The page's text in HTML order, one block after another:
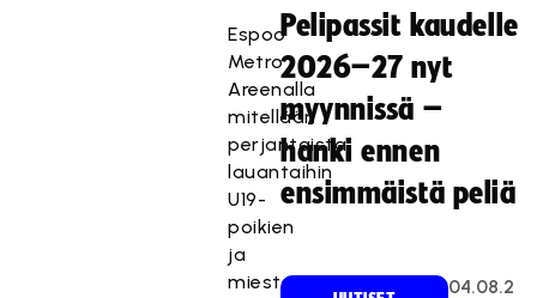
Espoo
Metro
Areenalla
mitellään
perjantaista
lauantaihin
U19-
poikien
ja
miesten
Pelipassit kaudelle
2026–27 nyt
myynnissä –
hanki ennen
ensimmäistä peliä
04.08.2